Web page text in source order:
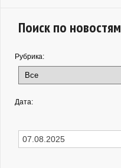
Поиск по новостям
Рубрика:
Дата: